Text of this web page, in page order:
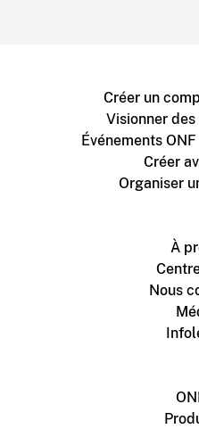
Créer un
Visionner
Événements
Créer
Organiser
À
Nous